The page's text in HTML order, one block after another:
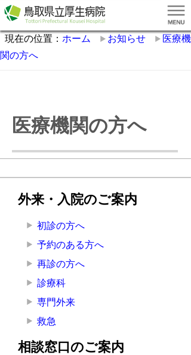
現在の位置： ホーム お知らせ
医療機
関の方へ
医療機関の方へ
外来・入院のご案内
初診の方へ
予約のある方へ
再診の方へ
診療科
専門外来
救急
相談窓口のご案内